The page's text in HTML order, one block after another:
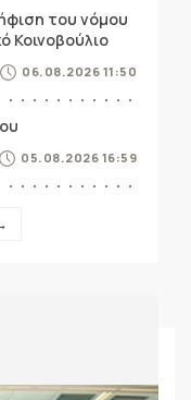
του νόμου
Κοινοβούλιο
06.08.2026 11:50
05.08.2026 16:59